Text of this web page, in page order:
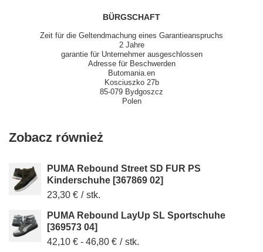
BÜRGSCHAFT
Zeit für die Geltendmachung eines Garantieanspruchs
2 Jahre
garantie für Unternehmer ausgeschlossen
Adresse für Beschwerden
Butomania.en
Kosciuszko 27b
85-079 Bydgoszcz
Polen
Zobacz również
PUMA Rebound Street SD FUR PS
Kinderschuhe [367869 02]
23,30 € / stk.
PUMA Rebound LayUp SL Sportschuhe
[369573 04]
42,10 € - 46,80 € / stk.